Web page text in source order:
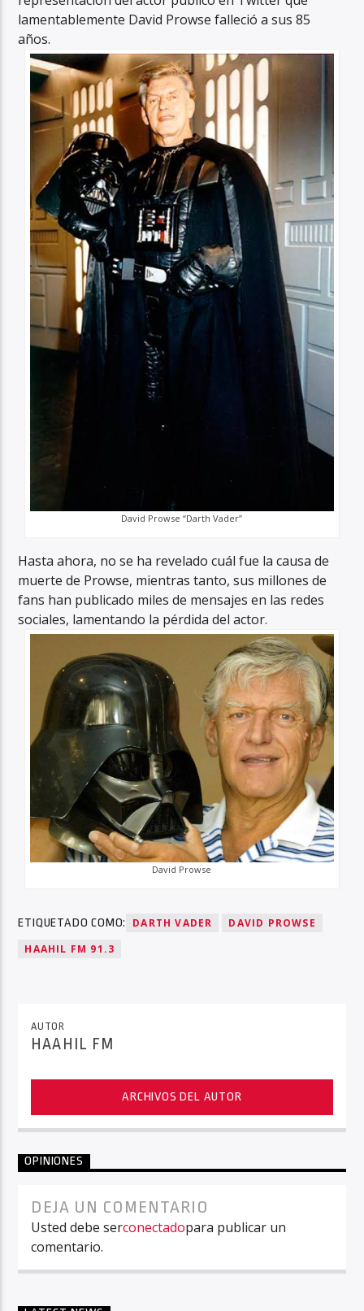
lamentablemente David Prowse falleció a sus 85
años.
David Prowse “Darth Vader”
Hasta ahora, no se ha revelado cuál fue la causa de
muerte de Prowse, mientras tanto, sus millones de
fans han publicado miles de mensajes en las redes
sociales, lamentando la pérdida del actor.
David Prowse
ETIQUETADO COMO: DARTH VADER
DAVID PROWSE
HAAHIL FM 91.3
AUTOR
HAAHIL FM
ARCHIVOS DEL AUTOR
OPINIONES
DEJA UN COMENTARIO
Usted debe serconectadopara publicar un
comentario.